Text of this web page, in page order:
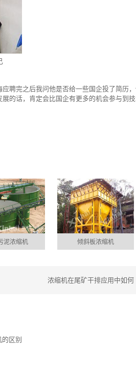
聘完之后我问他是否给一些国企投了简历，
的话，肯定会比国企有更多的机会参与到技
泥浓缩机 倾斜板浓缩机
浓缩机在尾矿干排应用中如何
区别